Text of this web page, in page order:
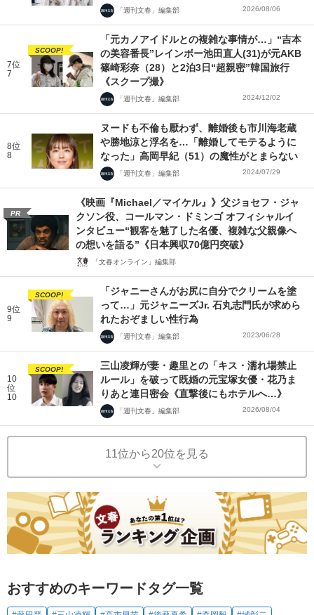
「週刊文春」編集部 2026/08/06
7位
7
SCOOP!
「元カノアイドルとの複雑な事情が…」“吉本
の美容番長”レインボー池田直人(31)が元AKB
篠崎彩奈（28）と2泊3日“超親密”韓国旅行
《スクープ撮》
「週刊文春」編集部 2024/12/02
8位
8
ヌードも不倫も厭わず、離婚後も市川海老蔵
や勝地涼と浮名を…「離婚してモテるように
なった」高岡早紀（51）の魔性がとまらない
「週刊文春」編集部 2024/07/29
PR
《映画『Michael／マイケル』》父ジョセフ・ジャ
クソン役、コールマン・ドミンゴ オフィシャルイ
ンタビュー“観客を魅了した名優、複雑な父親像へ
の想いを語る”《日本興収70億円突破》
「文春オンライン」編集部
9位
9
SCOOP!
「ジャニーさんがお尻に自分でクリームを塗
って…」元ジャニーズJr. 石丸志門氏が求めら
れたおぞましい性行為
「週刊文春」編集部 2023/06/28
10
位
10
SCOOP!
三山凌輝が妻・趣里との「キス・濡れ場禁止
ルール」を破って既婚の元宝塚女優・花乃ま
りあと連日密会《直撃後にもホテルへ…》
「週刊文春」編集部 2026/08/04
11位から20位を見る
おすすめのキーワードタグ一覧